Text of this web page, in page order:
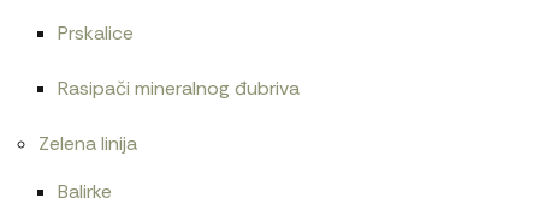
Prskalice
Rasipači mineralnog đubriva
Zelena linija
Balirke